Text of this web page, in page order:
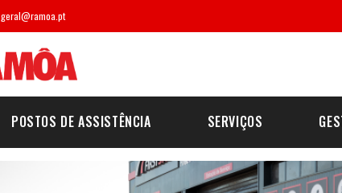
geral@ramoa.pt
POSTOS DE ASSISTÊNCIA SERVIÇOS